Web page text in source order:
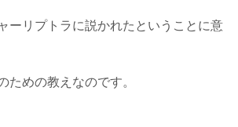
ーリプトラに説かれたということに意
ための教えなのです。